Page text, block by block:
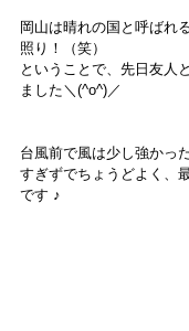
岡山は晴れの国と呼ばれ
照り！（笑）
ということで、先日友人
ました＼(^o^)／
台風前で風は少し強かっ
すぎずでちょうどよく、
です ♪